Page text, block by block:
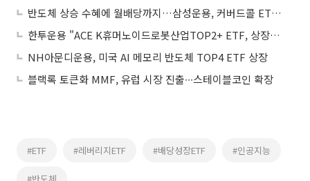
반도체 상승 수혜에 월배당까지…삼성운용, 커버드콜 ETF 승부수
한투운용 "ACE K휴머노이드로봇산업TOP2+ ETF, 상장 후 1개월 수익률 1위"
NH아문디운용, 미국 AI 메모리 반도체 TOP4 ETF 상장
블랙록 토큰화 MMF, 유럽 시장 진출∙∙∙스테이블코인 확장
#ETF #레버리지ETF #배당성장ETF #인공지능